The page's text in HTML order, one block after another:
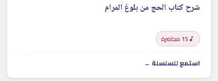
شرح كتاب الحج من بلوغ المرام
15 محاضرة
استمع للسلسلة ←